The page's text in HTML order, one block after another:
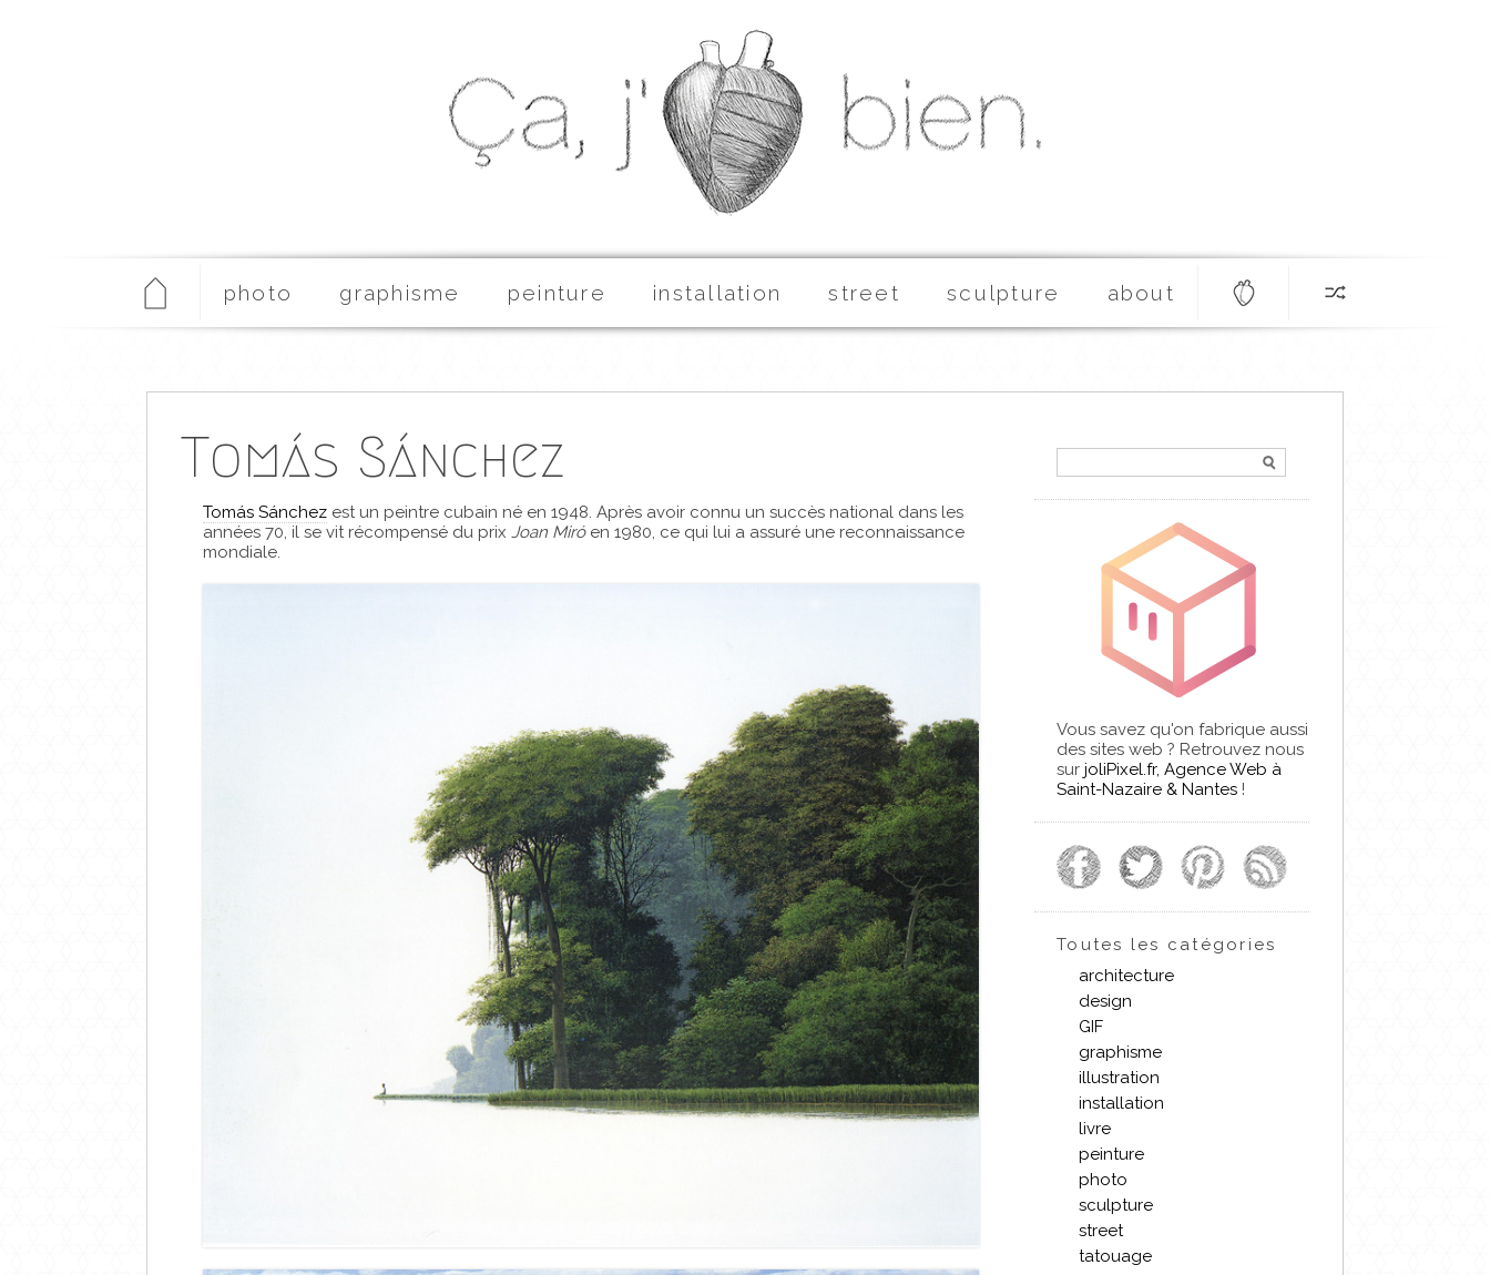
photo graphisme peinture installation street sculpture about
Tomás Sánchez
Tomás Sánchez est un peintre cubain né en 1948. Après avoir connu un succès national dans les
années 70, il se vit récompensé du prix Joan Miróen 1980, ce qui lui a assuré une reconnaissance
mondiale.
Vous savez qu'on fabrique aussi
des sites web ? Retrouvez nous
sur joliPixel.fr, Agence Web à
Saint-Nazaire & Nantes !
Toutes les catégories
architecture
design
GIF
graphisme
illustration
installation
livre
peinture
photo
sculpture
street
tatouage